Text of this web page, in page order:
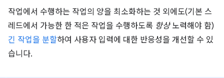
작업에서 수행하는 작업의 양을 최소화하는 것 외에도(기본 스
레드에서 가능한 한 적은 작업을 수행하도록 항상노력해야 함)
긴 작업을 분할하여 사용자 입력에 대한 반응성을 개선할 수 있
습니다.